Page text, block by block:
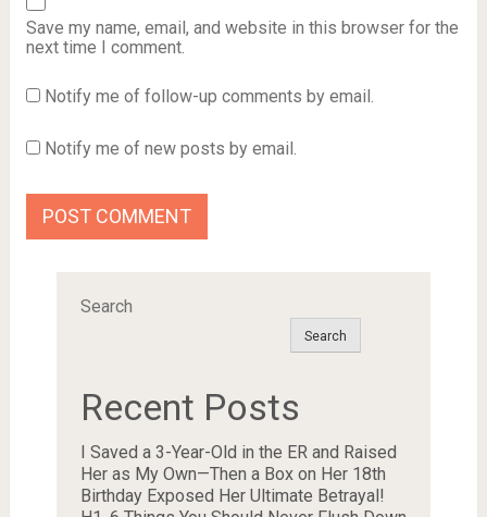
Save my name, email, and website in this browser for the
next time I comment.
Notify me of follow-up comments by email.
Notify me of new posts by email.
Search
Search
Recent Posts
I Saved a 3-Year-Old in the ER and Raised
Her as My Own—Then a Box on Her 18th
Birthday Exposed Her Ultimate Betrayal!